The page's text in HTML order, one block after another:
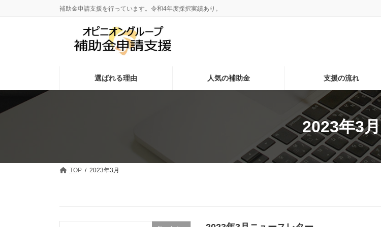
ッ
移
補助金申請支援を行っています。令和4年度採択実績あり。
選ばれる理由 人気の補助金 支援の流れ
2023年3月
TOP 2023年3月